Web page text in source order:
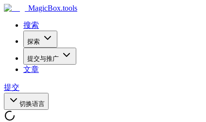
MagicBox.tools
搜索
探索
提交与推广
文章
提交
切换语言